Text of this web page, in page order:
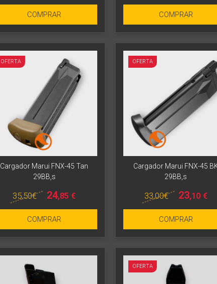
COMPRAR COMPRAR
OFERTA
Cargador Marui FNX-45 Tan
29BB,s
35,50€ 24,85 €
COMPRAR
OFERTA
Cargador Marui FNX-45
29BB,s
33,00€ 23,10 €
COMPRAR
OFERTA